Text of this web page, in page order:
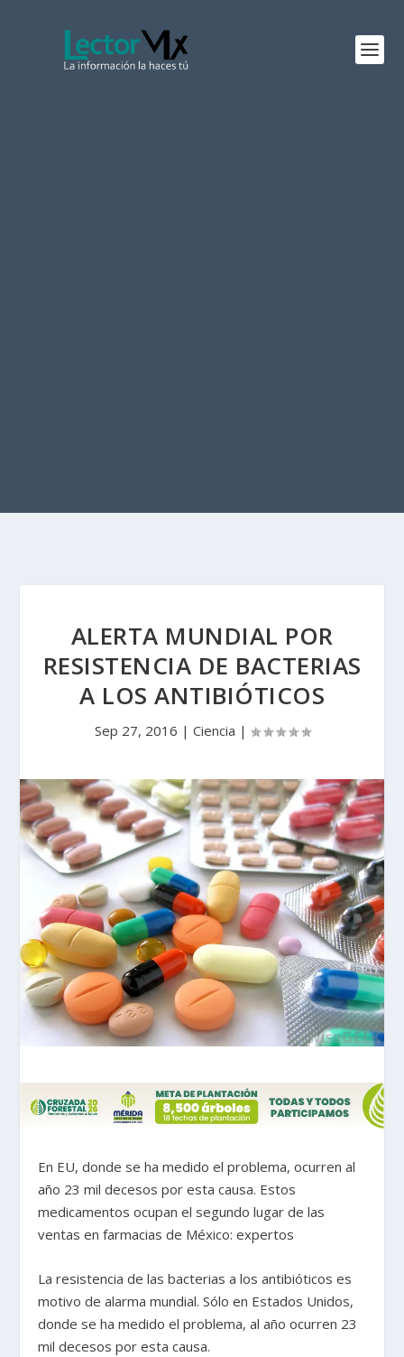
ALERTA MUNDIAL POR
RESISTENCIA DE BACTERIAS
A LOS ANTIBIÓTICOS
Sep 27, 2016 | Ciencia |
En EU, donde se ha medido el problema, ocurren al
año 23 mil decesos por esta causa. Estos
medicamentos ocupan el segundo lugar de las
ventas en farmacias de México: expertos
La resistencia de las bacterias a los antibióticos es
motivo de alarma mundial. Sólo en Estados Unidos,
donde se ha medido el problema, al año ocurren 23
mil decesos por esta causa.